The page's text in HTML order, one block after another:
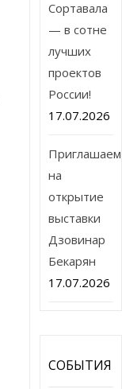
Сортавала
— в сотне
лучших
проектов
России!
17.07.2026
Приглашаем
на
открытие
выставки
Дзовинар
Бекарян
17.07.2026
СОБЫТИЯ